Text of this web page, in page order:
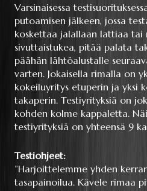
Varsinaisessa
putoamisen jälkeen, jossa
koskettaa jalallaan lattiaa tai
sivuttaistukea, pitää palata
päähän lähtöalustalle
varten. Jokaisella rimalla on
kokeiluyritys etuperin ja yksi
takaperin. Testiyrityksiä on
kohden kolme kappaletta.
testiyrityksiä on yhteensä 9
Testiohjeet:
”Harjoittelemme yhden
tasapainoilua. Kävele rimaa